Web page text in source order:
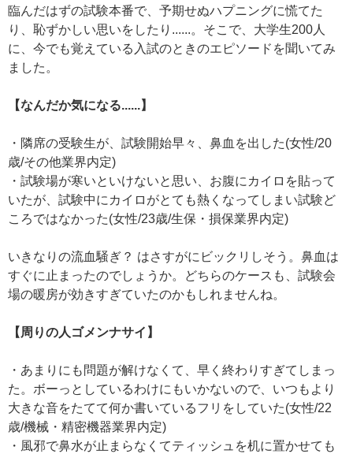
臨んだはずの試験本番で、予期せぬハプニングに慌てた
り、恥ずかしい思いをしたり......。そこで、大学生200人
に、今でも覚えている入試のときのエピソードを聞いてみ
ました。
【なんだか気になる......】
・隣席の受験生が、試験開始早々、鼻血を出した(女性/20
歳/その他業界内定)
・試験場が寒いといけないと思い、お腹にカイロを貼って
いたが、試験中にカイロがとても熱くなってしまい試験ど
ころではなかった(女性/23歳/生保・損保業界内定)
いきなりの流血騒ぎ？ はさすがにビックリしそう。鼻血は
すぐに止まったのでしょうか。どちらのケースも、試験会
場の暖房が効きすぎていたのかもしれませんね。
【周りの人ゴメンナサイ】
・あまりにも問題が解けなくて、早く終わりすぎてしまっ
た。ボーっとしているわけにもいかないので、いつもより
大きな音をたてて何か書いているフリをしていた(女性/22
歳/機械・精密機器業界内定)
・風邪で鼻水が止まらなくてティッシュを机に置かせても